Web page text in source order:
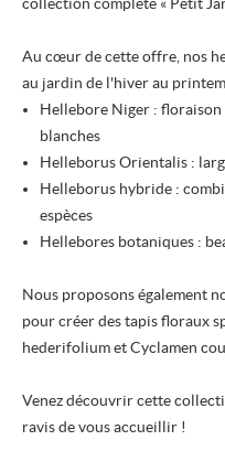
Au cœur de cette offre, nos
au jardin de l'hiver au
Hellebore Niger : floraison
blanches
Helleborus Orientalis :
Helleborus hybride :
espèces
Hellebores botaniques :
Nous proposons également
pour créer des tapis floraux
hederifolium et Cyclamen
Venez découvrir cette
ravis de vous accueillir !